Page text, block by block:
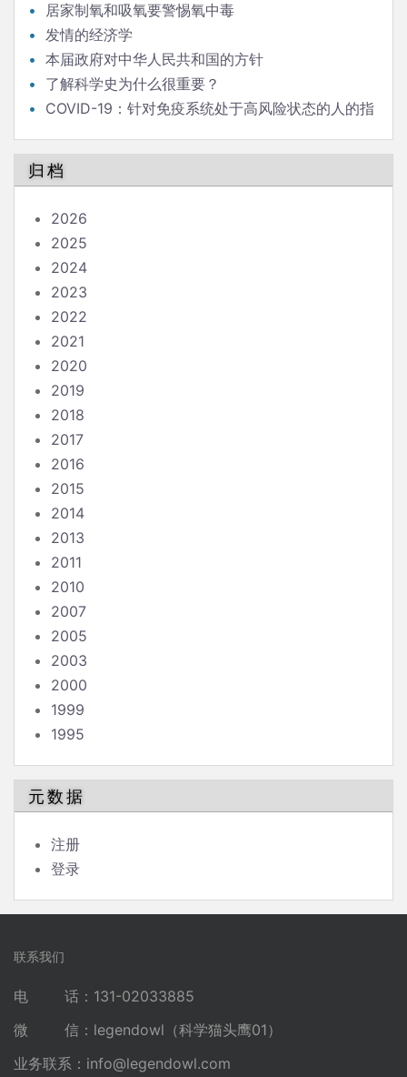
居家制氧和吸氧要警惕氧中毒
发情的经济学
本届政府对中华人民共和国的方针
了解科学史为什么很重要？
COVID-19：针对免疫系统处于高风险状态的人的指
归档
2026
2025
2024
2023
2022
2021
2020
2019
2018
2017
2016
2015
2014
2013
2011
2010
2007
2005
2003
2000
1999
1995
元数据
注册
登录
联系我们
电 话：131-02033885
微 信：legendowl（科学猫头鹰01）
业务联系： info@legendowl.com